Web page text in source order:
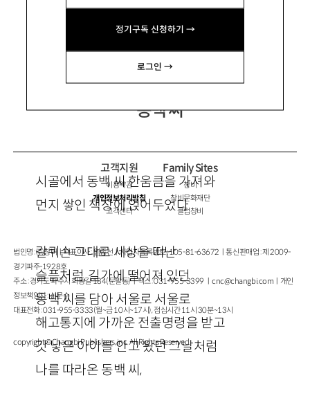
정기구독 신청하기 →
로그인 →
동백 씨
시골에서 동백 씨 한움큼을 가져와
먼지 쌓인 책장에 얹어두었다
갈퀴손 그대로 세상을 떠난
슬픔처럼, 길가에 떨어져 있던
동백 씨를 담아 서울로 서울로
해고통지에 가까운 전출명령을 받고
갓 낳은 아이를 안고 왔던 그날처럼
나를 따라온 동백 씨,
고객지원
이용약관
개인정보처리방침
고객센터
Family Sites
창비
창비문화재단
클럽창비
법인명 : ㈜창비ㅣ대표이사 : 염종선ㅣ사업자등록번호 : 105-81-63672ㅣ통신판매업 : 제 2009-
경기파주-1928호
주소 : 경기도 파주시 회동길 184(문발동)ㅣ팩스 : 031-955-3399 ㅣcnc@changbi.com ㅣ개인
정보책임자 : 신문수
대표전화 : 031-955-3333(월~금 10시~17시), 점심시간 11시 30분~13시
copyright © Changbi Publishers, inc. All Rights Reserved.